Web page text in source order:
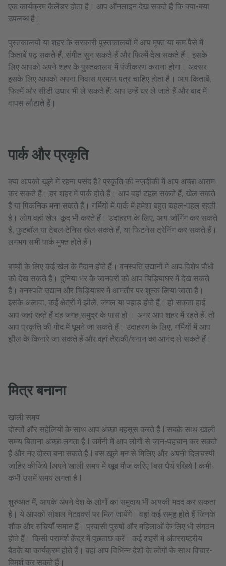
एक कार्यक्रम कैलेंडर होता है। आप ऑनलाइन देख सकते हैं कि क्या-क्या
उपलब्ध है।
पुस्तकालयों या शहर के सरकारी पुस्तकालयों में आप मुफ्त या कम पैसे में
किताबें पढ़ सकते हैं, संगीत सुन सकते हैं और फिल्में देख सकते हैं। इसके
लिए आपको अपने शहर के पुस्तकालय में पंजीकरण कराना होगा। अक्सर
इसके लिए आपको अपना निवास प्रमाण पत्र चाहिए होता है। आप किताबें,
फिल्में और सीडी उधार भी ले सकते हैं: आप उन्हें घर ले जाते हैं और बाद में
वापस लौटाते हैं।
पार्क और प्रकृति
क्या आपको खुले में रहना पसंद है? प्रकृति की नज़दीकी में आप अच्छा आराम
कर सकते हैं। हर शहर में पार्क होते हैं। आप वहां टहल सकते हैं, खेल सकते
हैं या पिकनिक मना सकते हैं। गर्मियों में पार्क में हमेशा बहुत चहल-पहल रहती
है। लोग वहां खेल-कूद भी करते हैं। उदाहरण के लिए, आप जॉगिंग कर सकते
हैं, फुटबॉल या टेबल टेनिस खेल सकते हैं, या फिटनेस ट्रेनिंग कर सकते हैं।
लगभग सभी पार्क मुफ्त होते हैं।
बच्चों के लिए कई खेल के मैदान होते हैं। वनस्पति उद्यानों में आप विशेष पौधों
को देख सकते हैं। दुनिया भर के जानवरों को आप चिड़ियाघर में देख सकते
हैं। वनस्पति उद्यान और चिड़ियाघर में आमतौर पर शुल्क लिया जाता है।
इसके अलावा, कई क्षेत्रों में झीलें, जंगल या पहाड़ होते हैं। हो सकता हाई
आप जहां रहते हैं वह जगह समुद्र के पास हो । अगर आप शहर में रहते हैं, तो
आप प्रकृति की गोद में घूमने जा सकते हैं। उदाहरण के लिए, गर्मियों में आप
झील के किनारे जा सकते हैं और वहां तैराकी/स्नान का आनंद ले सकते हैं।
मित्र बनाना
खाली समय
दोस्तों और सहेलियों के साथ आप अच्छा महसूस करते हैं I सबके साथ खाली
समय बिताना अच्छा लगता है I जर्मनी में आप लोगों से जान-पहचान कर सकते
हैं और नए दोस्त बना सकते हैं I बस खुले मन से मिलिए और अपनी दिलचस्पी
ज़ाहिर कीजिये Iअपने खाली समय में खूब मौज करिए Iबस धैर्य रखिये I कभी-
कभी उसमें समय लगता है I
शुरुआत में, आपके अपने देश के लोगों का समुदाय भी आपकी मदद कर सकता
है। ये आपको सोशल नेटवर्क्स पर मिल जायेंगे। वहां कई समूह होते हैं जिनके
शौक और रुचियाँ समान हैं। प्रवासी पुरुषों और महिलाओं के लिए भी संगठन
होते हैं। किसी परामर्श केंद्र में पूछताछ करें। कई शहरों में अंतरराष्ट्रीय
बैठकें या कार्यक्रम होते हैं। वहां आप विभिन्न देशों के लोगों के साथ विचार-
विमर्श कर सकते हैं।